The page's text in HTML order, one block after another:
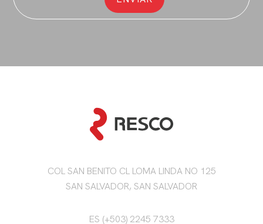
COL SAN BENITO CL LOMA LINDA NO 125
SAN SALVADOR, SAN SALVADOR
ES (+503) 2245 7333